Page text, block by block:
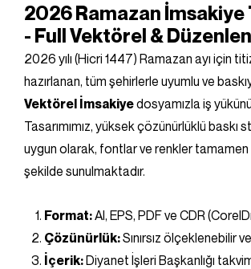
2026 Ramazan İmsakiye
- Full Vektörel &
2026 yılı (Hicri 1447) Ramazan ayı için
hazırlanan, tüm şehirlerle uyumlu ve
Vektörel İmsakiyedosyamızla iş
Tasarımımız, yüksek çözünürlüklü baskı
uygun olarak, fontlar ve renkler
şekilde sunulmaktadır.
Format:AI, EPS, PDF ve CDR
Çözünürlük:Sınırsız ölçeklenebilir
İçerik:Diyanet İşleri Başkanlığı